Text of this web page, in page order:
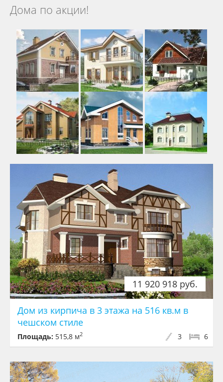
Дома по акции!
11 920 918 руб.
Дом из кирпича в 3 этажа на 516 кв.м в
чешском стиле
Площадь: 515,8 м2 6
3